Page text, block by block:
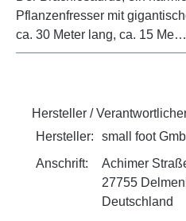
Pflanzenfresser mit
ca. 30 Meter lang, ca. 15 Me…
Hersteller /
Hersteller:
small foot
Anschrift:
Achimer
27755
Deutschland